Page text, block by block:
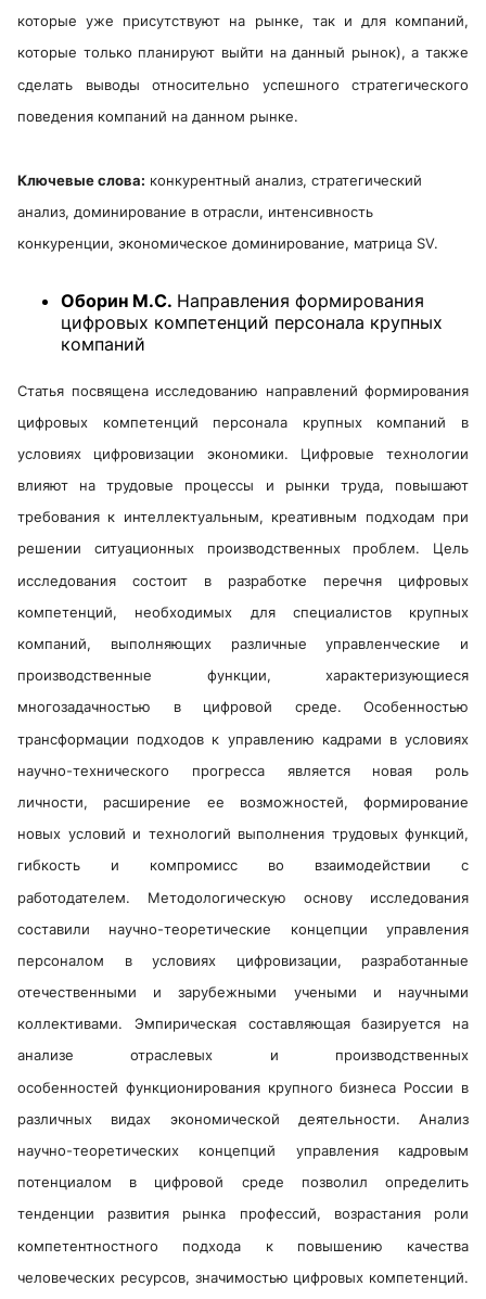
которые уже присутствуют на рынке, так и для компаний,
которые только планируют выйти на данный рынок), а также
сделать выводы относительно успешного стратегического
поведения компаний на данном рынке.
Ключевые слова: конкурентный анализ, стратегический
анализ, доминирование в отрасли, интенсивность
конкуренции, экономическое доминирование, матрица SV.
Оборин М.С. Направления формирования
цифровых компетенций персонала крупных
компаний
Статья посвящена исследованию направлений формирования
цифровых компетенций персонала крупных компаний в
условиях цифровизации экономики. Цифровые технологии
влияют на трудовые процессы и рынки труда, повышают
требования к интеллектуальным, креативным подходам при
решении ситуационных производственных проблем. Цель
исследования состоит в разработке перечня цифровых
компетенций, необходимых для специалистов крупных
компаний, выполняющих различные управленческие и
производственные функции, характеризующиеся
многозадачностью в цифровой среде. Особенностью
трансформации подходов к управлению кадрами в условиях
научно-технического прогресса является новая роль
личности, расширение ее возможностей, формирование
новых условий и технологий выполнения трудовых функций,
гибкость и компромисс во взаимодействии с
работодателем. Методологическую основу исследования
составили научно-теоретические концепции управления
персоналом в условиях цифровизации, разработанные
отечественными и зарубежными учеными и научными
коллективами. Эмпирическая составляющая базируется на
анализе отраслевых и производственных
особенностей функционирования крупного бизнеса России в
различных видах экономической деятельности. Анализ
научно-теоретических концепций управления кадровым
потенциалом в цифровой среде позволил определить
тенденции развития рынка профессий, возрастания роли
компетентностного подхода к повышению качества
человеческих ресурсов, значимостью цифровых компетенций.